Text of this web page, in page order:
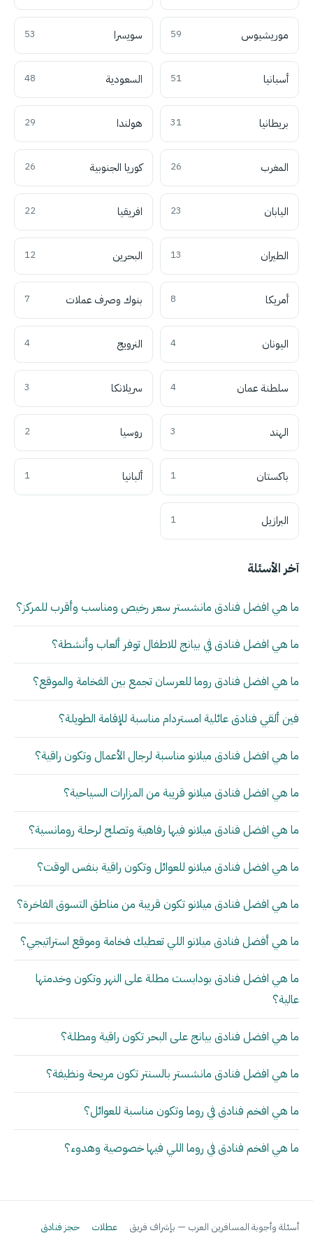
موريشيوس 59 سويسرا 53
أسبانيا 51 السعودية 48
بريطانيا 31 هولندا 29
المغرب 26 كوريا الجنوبية 26
اليابان 23 افريقيا 22
الطيران 13 البحرين 12
أمريكا 8 بنوك وصرف عملات 7
اليونان 4 النرويج 4
سلطنة عمان 4 سريلانكا 3
الهند 3 روسيا 2
باكستان 1 ألبانيا 1
البرازيل 1
آخر الأسئلة
ما هي افضل فنادق مانشستر سعر رخيص ومناسب وأقرب للمركز؟
ما هي افضل فنادق في بيانج للاطفال توفر ألعاب وأنشطة؟
ما هي افضل فنادق روما للعرسان تجمع بين الفخامة والموقع؟
فين ألقي فنادق عائلية امستردام مناسبة للإقامة الطويلة؟
ما هي افضل فنادق ميلانو مناسبة لرجال الأعمال وتكون راقية؟
ما هي افضل فنادق ميلانو قريبة من المزارات السياحية؟
ما هي افضل فنادق ميلانو فيها رفاهية وتصلح لرحلة رومانسية؟
ما هي افضل فنادق ميلانو للعوائل وتكون راقية بنفس الوقت؟
ما هي افضل فنادق ميلانو تكون قريبة من مناطق التسوق الفاخرة؟
ما هي أفضل فنادق ميلانو اللي تعطيك فخامة وموقع استراتيجي؟
ما هي افضل فنادق بودابست مطلة على النهر وتكون وخدمتها
عالية؟
ما هي افضل فنادق بيانج على البحر تكون راقية ومطلة؟
ما هي افضل فنادق مانشستر بالسنتر تكون مريحة ونظيفة؟
ما هي افخم فنادق في روما وتكون مناسبة للعوائل؟
ما هي افخم فنادق في روما اللي فيها خصوصية وهدوء؟
أسئلة وأجوبة المسافرين العرب — بإشراف فريق عطلات حجز فنادق